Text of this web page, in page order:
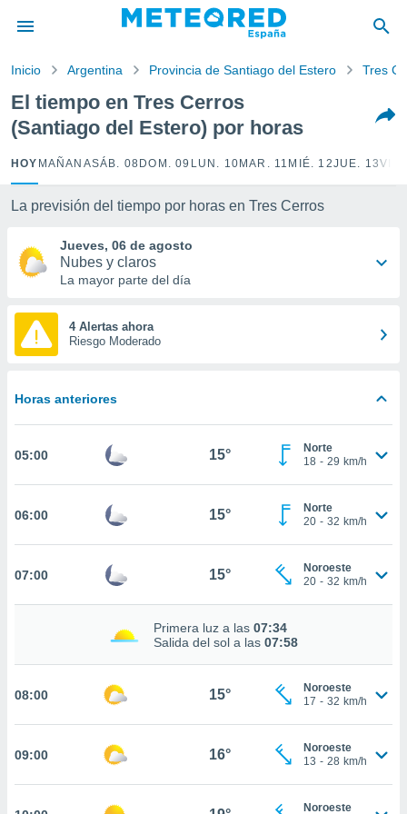
por
para
la
calidad.
a este
las
y
forma
basada
permite
seguir
coste.
botón
a la
todas
y análisis
como
y
en
Inicio Argentina Provincia de Santiago del Estero Tres
El tiempo en Tres Cerros
(Santiago del Estero) por horas
HOY MAÑANASÁB. 08 DOM. 09 LUN. 10 MAR. 11 MIÉ. 12JUE. 13VIE.
La previsión del tiempo por horas en Tres Cerros
Jueves, 06 de agosto
Nubes y claros
La mayor parte del día
4 Alertas ahora
Riesgo Moderado
Horas anteriores
05:00 15°
Norte
18 - 29 km/h
06:00 15°
Norte
20 - 32 km/h
07:00 15°
Noroeste
20 - 32 km/h
Primera luz a las 07:34
Salida del sol a las 07:58
08:00 15°
Noroeste
17 - 32 km/h
09:00 16°
Noroeste
13 - 28 km/h
Noroeste